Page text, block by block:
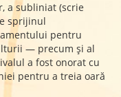
a subliniat (scrie
sprijinul
pentru
— precum și al
a fost onorat cu
pentru a treia oară